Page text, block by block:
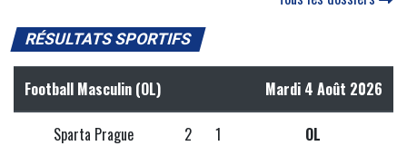
RÉSULTATS SPORTIFS
Football Masculin (OL) Mardi 4 Août 2026
Sparta Prague 2 1 OL